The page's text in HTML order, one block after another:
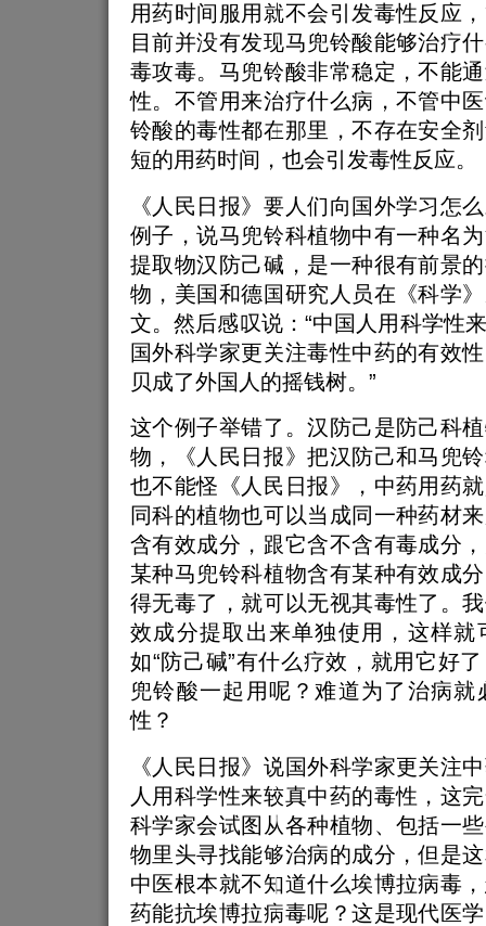
用药时间服用就不会引发毒性反应
目前并没有发现马兜铃酸能够治疗
毒攻毒。马兜铃酸非常稳定，不能
性。不管用来治疗什么病，不管中
铃酸的毒性都在那里，不存在安全
短的用药时间，也会引发毒性反应。
《人民日报》要人们向国外学习怎
例子，说马兜铃科植物中有一种名
提取物汉防己碱，是一种很有前景
物，美国和德国研究人员在《科学
文。然后感叹说：“中国人用科学性
国外科学家更关注毒性中药的有效
贝成了外国人的摇钱树。”
这个例子举错了。汉防己是防己科
物，《人民日报》把汉防己和马兜
也不能怪《人民日报》，中药用药
同科的植物也可以当成同一种药材
含有效成分，跟它含不含有毒成分
某种马兜铃科植物含有某种有效成
得无毒了，就可以无视其毒性了。
效成分提取出来单独使用，这样就
如“防己碱”有什么疗效，就用它好
兜铃酸一起用呢？难道为了治病就
性？
《人民日报》说国外科学家更关注
人用科学性来较真中药的毒性，这
科学家会试图从各种植物、包括一
物里头寻找能够治病的成分，但是
中医根本就不知道什么埃博拉病毒
药能抗埃博拉病毒呢？这是现代医